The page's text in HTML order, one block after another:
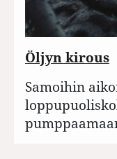
Öljyn kirous
Samoihin